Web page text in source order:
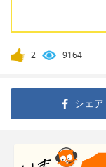
2 9164
シェア